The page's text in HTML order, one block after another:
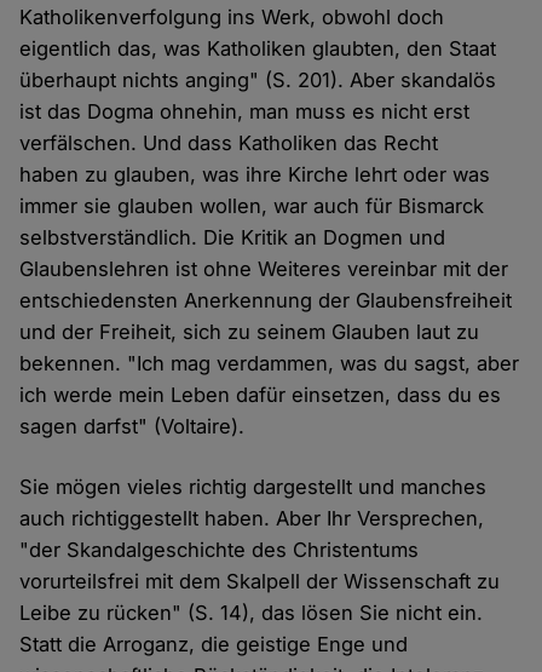
Katholikenverfolgung ins Werk, obwohl doch
eigentlich das, was Katholiken glaubten, den Staat
überhaupt nichts anging" (S. 201). Aber skandalös
ist das Dogma ohnehin, man muss es nicht erst
verfälschen. Und dass Katholiken das Recht
haben zu glauben, was ihre Kirche lehrt oder was
immer sie glauben wollen, war auch für Bismarck
selbstverständlich. Die Kritik an Dogmen und
Glaubenslehren ist ohne Weiteres vereinbar mit der
entschiedensten Anerkennung der Glaubensfreiheit
und der Freiheit, sich zu seinem Glauben laut zu
bekennen. "Ich mag verdammen, was du sagst, aber
ich werde mein Leben dafür einsetzen, dass du es
sagen darfst" (Voltaire).
Sie mögen vieles richtig dargestellt und manches
auch richtiggestellt haben. Aber Ihr Versprechen,
"der Skandalgeschichte des Christentums
vorurteilsfrei mit dem Skalpell der Wissenschaft zu
Leibe zu rücken" (S. 14), das lösen Sie nicht ein.
Statt die Arroganz, die geistige Enge und